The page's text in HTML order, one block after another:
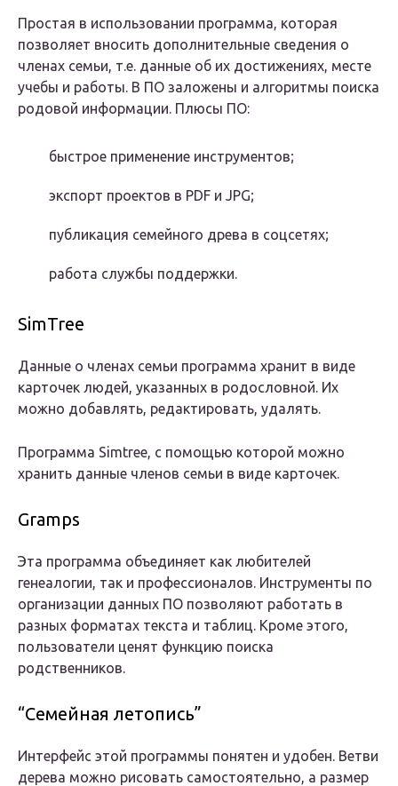
Простая в использовании программа, которая
позволяет вносить дополнительные сведения о
членах семьи, т.е. данные об их достижениях, месте
учебы и работы. В ПО заложены и алгоритмы поиска
родовой информации. Плюсы ПО:
быстрое применение инструментов;
экспорт проектов в PDF и JPG;
публикация семейного древа в соцсетях;
работа службы поддержки.
SimTree
Данные о членах семьи программа хранит в виде
карточек людей, указанных в родословной. Их
можно добавлять, редактировать, удалять.
Программа Simtree, с помощью которой можно
хранить данные членов семьи в виде карточек.
Gramps
Эта программа объединяет как любителей
генеалогии, так и профессионалов. Инструменты по
организации данных ПО позволяют работать в
разных форматах текста и таблиц. Кроме этого,
пользователи ценят функцию поиска
родственников.
“Семейная летопись”
Интерфейс этой программы понятен и удобен. Ветви
дерева можно рисовать самостоятельно, а размер